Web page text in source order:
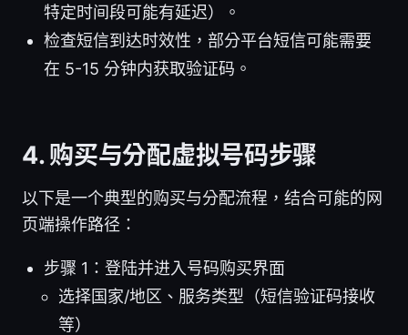
特定时间段可能有延迟）。
检查短信到达时效性，部分平台短信可能需要
在 5-15 分钟内获取验证码。
4. 购买与分配虚拟号码步骤
以下是一个典型的购买与分配流程，结合可能的网
页端操作路径：
步骤 1：登陆并进入号码购买界面
选择国家/地区、服务类型（短信验证码接收
等）